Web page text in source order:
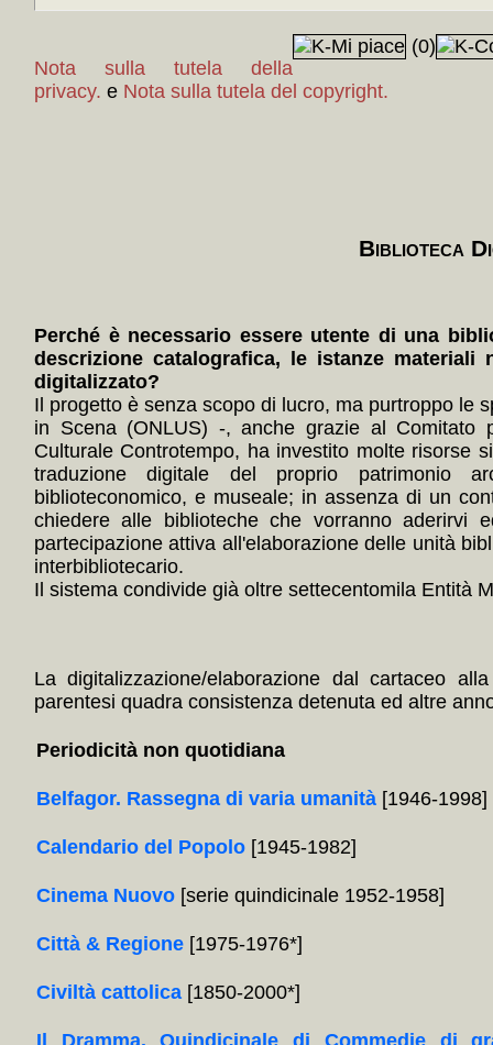
(0)
Nota sulla tutela della
privacy. e Nota sulla tutela del copyright.
Biblioteca
Perché è necessario essere utente di una
descrizione catalografica, le istanze
digitalizzato?
Il progetto è senza scopo di lucro, ma purtroppo le
in Scena (ONLUS) -, anche grazie al Comitato
Culturale Controtempo, ha investito molte risorse
traduzione digitale del proprio patrimonio
biblioteconomico, e museale; in assenza di un
chiedere alle biblioteche che vorranno aderirvi
partecipazione attiva all'elaborazione delle unità
interbibliotecario.
Il sistema condivide già oltre settecentomila Entità
La digitalizzazione/elaborazione dal cartaceo
parentesi quadra consistenza detenuta ed altre
Periodicità non quotidiana
Belfagor. Rassegna di varia umanità [1946-1998]
Calendario del Popolo [1945-1982]
Cinema Nuovo [serie quindicinale 1952-1958]
Città & Regione [1975-1976*]
Civiltà cattolica [1850-2000*]